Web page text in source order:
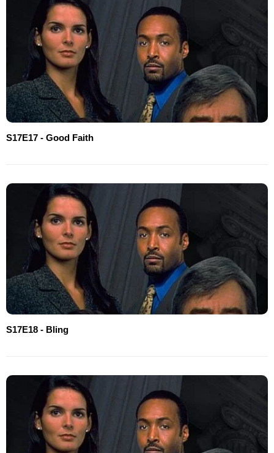
S17E17 - Good Faith
S17E18 - Bling